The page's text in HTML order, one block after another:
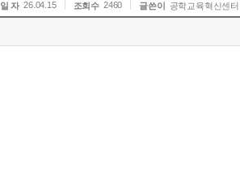
일 자 26.04.15 조회수 2460 글쓴이 공학교육혁신센터